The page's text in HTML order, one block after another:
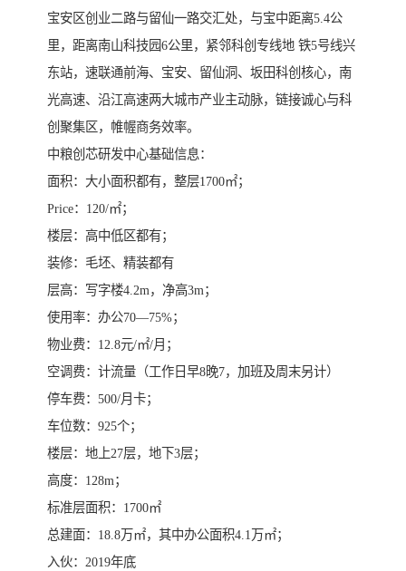
宝安区创业二路与留仙一路交汇处，与宝中距离5.4公
里，距离南山科技园6公里，紧邻科创专线地 铁5号线兴
东站，速联通前海、宝安、留仙洞、坂田科创核心，南
光高速、沿江高速两大城市产业主动脉，链接诚心与科
创聚集区，帷幄商务效率。
中粮创芯研发中心基础信息：
面积：大小面积都有，整层1700㎡；
Price：120/㎡；
楼层：高中低区都有；
装修：毛坯、精装都有
层高：写字楼4.2m，净高3m；
使用率：办公70—75%；
物业费：12.8元/㎡/月；
空调费：计流量（工作日早8晚7，加班及周末另计）
停车费：500/月卡；
车位数：925个；
楼层：地上27层，地下3层；
高度：128m；
标准层面积：1700㎡
总建面：18.8万㎡，其中办公面积4.1万㎡；
入伙：2019年底